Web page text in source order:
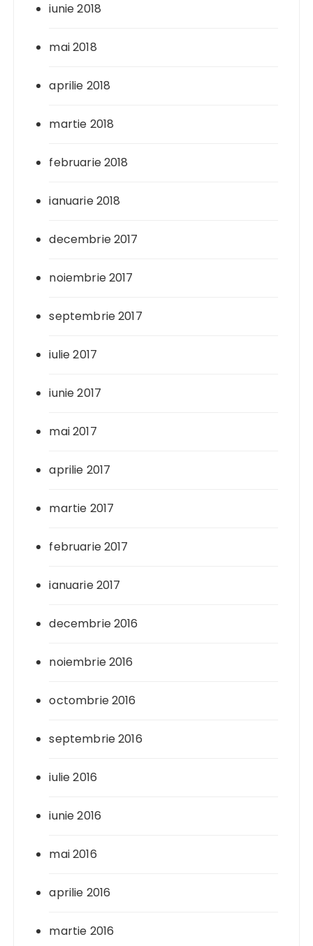
iunie 2018
mai 2018
aprilie 2018
martie 2018
februarie 2018
ianuarie 2018
decembrie 2017
noiembrie 2017
septembrie 2017
iulie 2017
iunie 2017
mai 2017
aprilie 2017
martie 2017
februarie 2017
ianuarie 2017
decembrie 2016
noiembrie 2016
octombrie 2016
septembrie 2016
iulie 2016
iunie 2016
mai 2016
aprilie 2016
martie 2016